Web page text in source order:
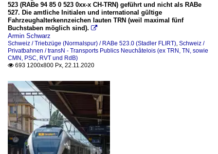
523 (RABe 94 85 0 523 0xx-x CH-TRN) geführt und nicht als RABe
527. Die amtliche Initialen und international gültige
Fahrzeughalterkennzeichen lauten TRN (weil maximal fünf
Buchstaben möglich sind). 
Armin Schwarz
Schweiz / Triebzüge (Normalspur) / RABe 523.0 (Stadler FLIRT) Schweiz /
Privatbahnen / transN - Transports Publics Neuchâtelois (ex TRN, TN, sowie
CMN, PSC, RVT und RdB)
 693 1200x800 Px, 22.11.2020